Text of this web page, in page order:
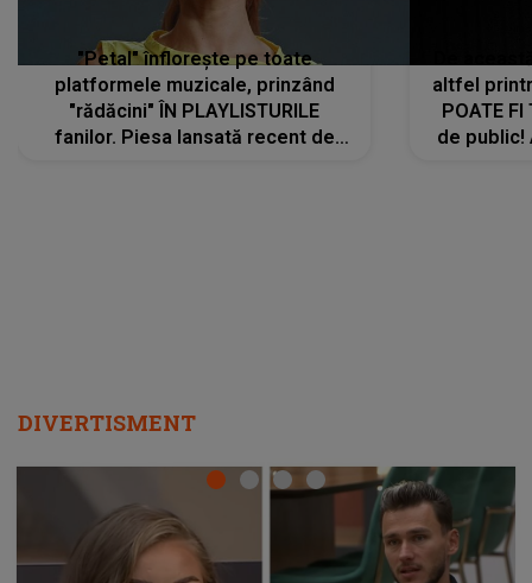
"Petal" înflorește pe toate
platformele muzicale, prinzând
"rădăcini" ÎN PLAYLISTURILE
fanilor. Piesa lansată recent de
altfel
POATE FI
de public!
DIVERTISMENT